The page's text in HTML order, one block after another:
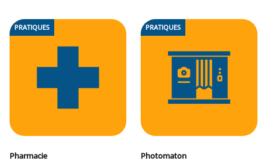
PRATIQUES
Pharmacie
PRATIQUES
Photomaton